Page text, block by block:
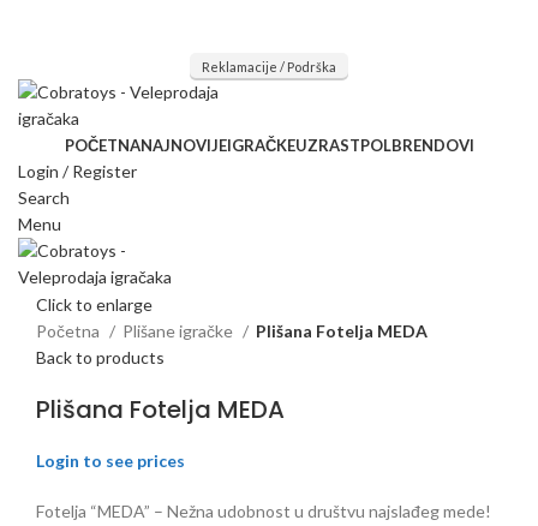
Reklamacije / Podrška
POČETNANAJNOVIJEIGRAČKEUZRASTPOLBRENDOVI
Login / Register
Search
Menu
Click to enlarge
Početna
Plišane igračke
Plišana Fotelja MEDA
Back to products
Plišana Fotelja MEDA
Login to see prices
Fotelja “MEDA” – Nežna udobnost u društvu najslađeg mede!